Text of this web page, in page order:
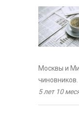
Москвы и
чиновников.
5 лет 10